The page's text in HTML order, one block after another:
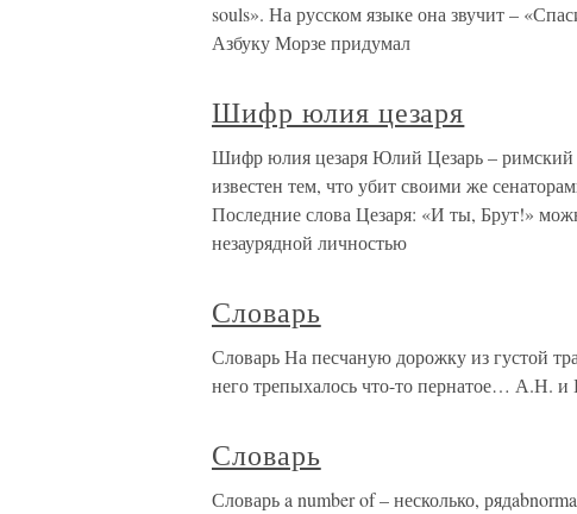
souls». На русском языке она звучит –
Азбуку Морзе придумал
Шифр юлия цезаря
Шифр юлия цезаря Юлий Цезарь –
известен тем, что убит своими же
Последние слова Цезаря: «И ты, Брут!»
незаурядной личностью
Словарь
Словарь На песчаную дорожку из густой
него трепыхалось что-то пернатое… А.Н.
Словарь
Словарь a number of – несколько,